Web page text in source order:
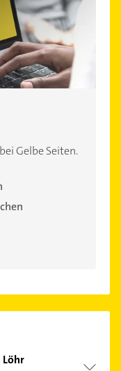
Gelbe Seiten.
Löhr